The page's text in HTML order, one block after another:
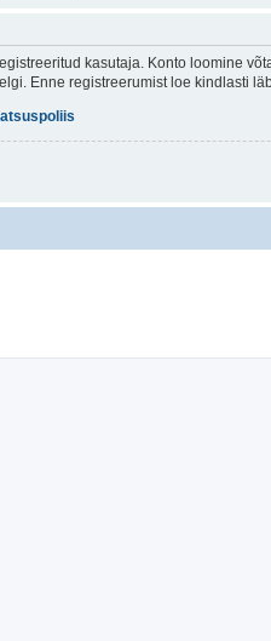
kasutaja. Konto loomine
Enne registreerumist loe kindlasti